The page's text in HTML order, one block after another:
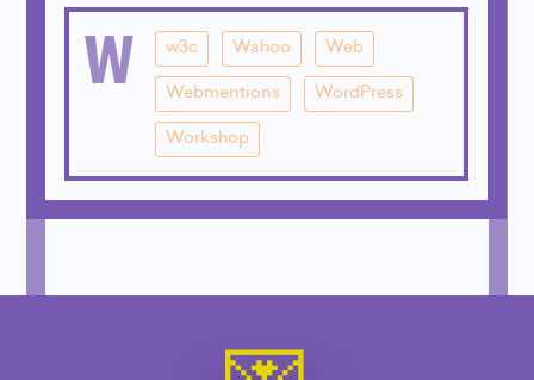
W w3c Wahoo Web
Webmentions WordPress
Workshop